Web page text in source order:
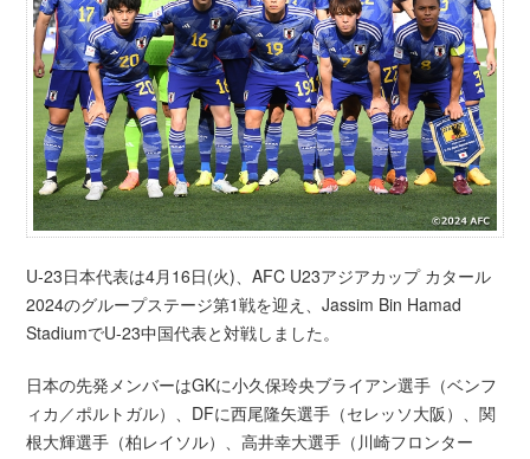
U-23日本代表は4月16日(火)、AFC U23アジアカップ カタール
2024のグループステージ第1戦を迎え、Jassim Bin Hamad
StadiumでU-23中国代表と対戦しました。
日本の先発メンバーはGKに小久保玲央ブライアン選手（ベンフ
ィカ／ポルトガル）、DFに西尾隆矢選手（セレッソ大阪）、関
根大輝選手（柏レイソル）、高井幸大選手（川崎フロンター